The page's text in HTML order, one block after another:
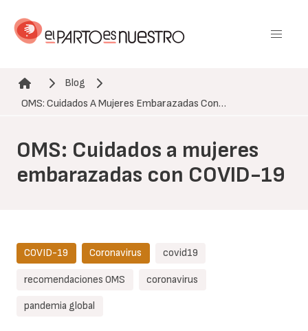
contenido
Ruta de navegación
Blog
OMS: Cuidados A Mujeres Embarazadas Con…
OMS: Cuidados a mujeres
embarazadas con COVID-19
COVID-19 Coronavirus covid19
recomendaciones OMS coronavirus
pandemia global